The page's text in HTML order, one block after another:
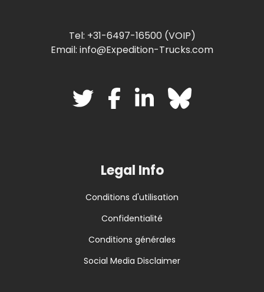
Tel: +31-6497-16500 (VOIP)
Email: info@Expedition-Trucks.com
Legal Info
Conditions d'utilisation
Confidentialité
Conditions générales
Social Media Disclaimer